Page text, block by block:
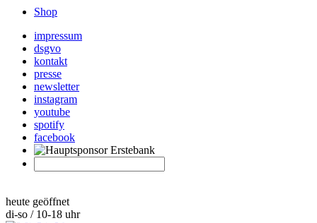
Shop
impressum
dsgvo
kontakt
presse
newsletter
instagram
youtube
spotify
facebook
heute geöffnet
di-so / 10-18 uhr